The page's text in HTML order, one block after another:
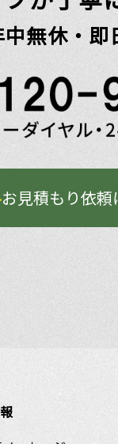
中無休・即
お見積もり依頼